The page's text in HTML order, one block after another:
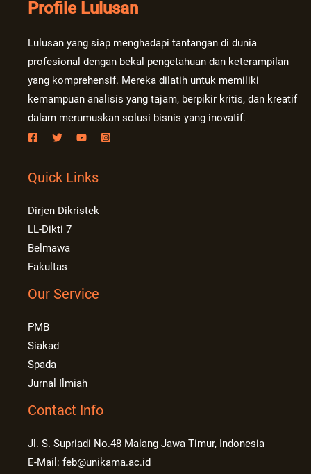
Profile Lulusan
Lulusan yang siap menghadapi tantangan di dunia
profesional dengan bekal pengetahuan dan keterampilan
yang komprehensif. Mereka dilatih untuk memiliki
kemampuan analisis yang tajam, berpikir kritis, dan kreatif
dalam merumuskan solusi bisnis yang inovatif.
Quick Links
Dirjen Dikristek
LL-Dikti 7
Belmawa
Fakultas
Our Service
PMB
Siakad
Spada
Jurnal Ilmiah
Contact Info
Jl. S. Supriadi No.48 Malang Jawa Timur, Indonesia
E-Mail: feb@unikama.ac.id